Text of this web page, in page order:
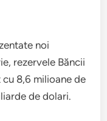
noi
rezervele Băncii
8,6 milioane de
de dolari.